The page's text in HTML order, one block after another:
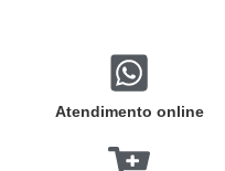
Atendimento online